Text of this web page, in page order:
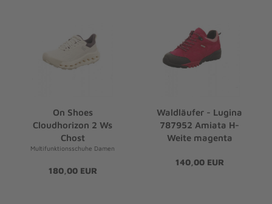
On Shoes
Cloudhorizon 2 Ws
Chost
Multifunktionsschuhe Damen
180,00 EUR
Waldläufer - Lugina
787952 Amiata H-
Weite magenta
140,00 EUR